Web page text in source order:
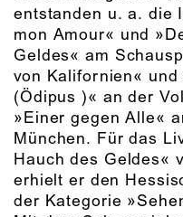
entstanden u. a. die
mon Amour« und
Geldes« am
von Kalifornien«
(Ödipus )« an der
»Einer gegen Alle«
München. Für das
Hauch des Geldes«
erhielt er den
der Kategorie